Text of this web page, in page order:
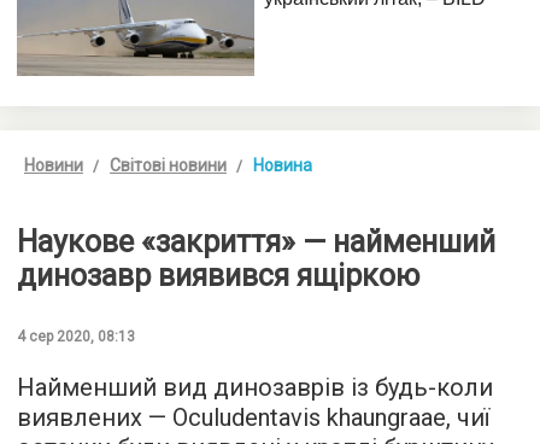
Новини Світові новини Новина
Наукове «закриття» — найменший
динозавр виявився ящіркою
4 сер 2020, 08:13
Найменший вид динозаврів із будь-коли
виявлених — Oculudentavis khaungraae, чиї